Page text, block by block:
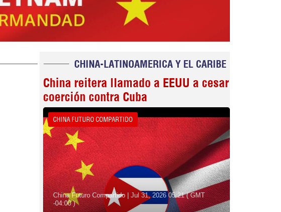
CHINA-LATINOAMERICA Y EL CARIBE
China reitera llamado a EEUU a cesar
coerción contra Cuba
CHINA FUTURO COMPARTIDO
China Futuro Compartido | Jul 31, 2026 05:21 ( GMT
-04:00 )